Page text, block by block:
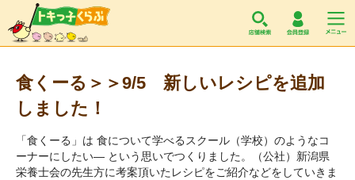
食くーる＞＞9/5 新しいレシピを追加
しました！
「食くーる」は 食について学べるスクール（学校）のようなコ
ーナーにしたい― という思いでつくりました。（公社）新潟県
栄養士会の先生方に考案頂いたレシピをご紹介などをしていきま